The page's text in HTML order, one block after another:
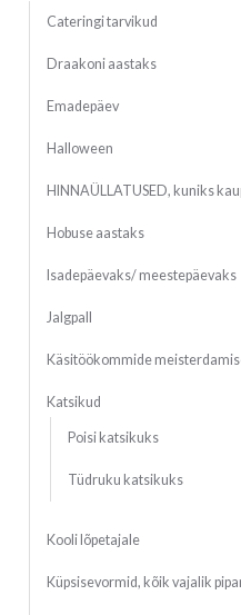
Cateringi tarvikud
Draakoni aastaks
Emadepäev
Halloween
HINNAÜLLATUSED, kuniks
Hobuse aastaks
Isadepäevaks/ meestepäevaks
Jalgpall
Käsitöökommide
Katsikud
Poisi katsikuks
Tüdruku katsikuks
Kooli lõpetajale
Küpsisevormid, kõik vajalik